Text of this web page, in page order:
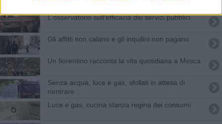
L'osservatorio sull'efficacia dei servizi pubblici
Gli affitti non calano e gli inquilini non pagano
Un fiorentino racconta la vita quotidiana a Mosca
Senza acqua, luce e gas, sfollati in attesa di
rientrare
Luce e gas, cucina stanza regina dei consumi